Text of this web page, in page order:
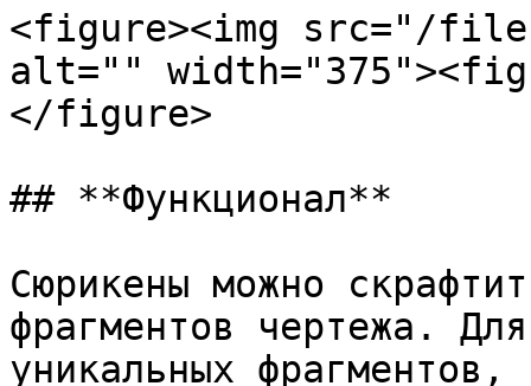
<figure><img src="/files/
alt=""
</figure>
## **Функционал**
Сюрикены можно
фрагментов чертежа.
уникальных